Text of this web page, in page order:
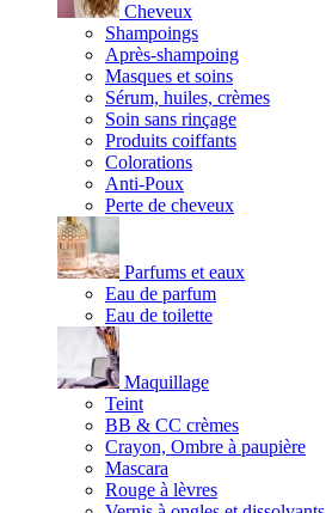
Cheveux
Shampoings
Après-shampoing
Masques et soins
Sérum, huiles, crèmes
Soin sans rinçage
Produits coiffants
Colorations
Anti-Poux
Perte de cheveux
Parfums et eaux
Eau de parfum
Eau de toilette
Maquillage
Teint
BB & CC crèmes
Crayon, Ombre à paupière
Mascara
Rouge à lèvres